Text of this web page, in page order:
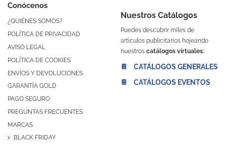
Conócenos
¿QUIÉNES SOMOS?
POLÍTICA DE PRIVACIDAD
AVISO LEGAL
POLÍTICA DE COOKIES
ENVÍOS Y DEVOLUCIONES
GARANTÍA GOLD
PAGO SEGURO
PREGUNTAS FRECUENTES
MARCAS
BLACK FRIDAY
Nuestros Catálogos
Puedes descubrir miles de
artículos publicitarios hojeando
nuestros catálogos virtuales:
📔 CATÁLOGOS GENERALES
📔 CATÁLOGOS EVENTOS